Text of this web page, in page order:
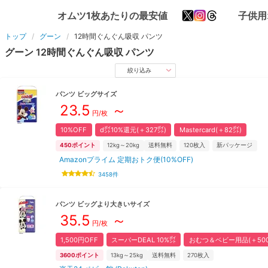
オムツ1枚あたりの最安値 子供
トップ グーン 12時間ぐんぐん吸収 パンツ
グーン 12時間ぐんぐん吸収 パンツ
絞り込み
パンツ ビッグサイズ
23.5 円/枚～
10%OFF d㌽10%還元(＋327㌽) Mastercard(＋82㌽)
450ポイント 12kg～20kg 送料無料 120枚入 新パッケージ
Amazonプライム 定期おトク便(10%OFF)
3458件
パンツ ビッグより大きいサイズ
35.5 円/枚～
1,500円OFF スーパーDEAL 10%㌽ おむつ＆ベビー用品(＋
3600ポイント 13kg～25kg 送料無料 270枚入